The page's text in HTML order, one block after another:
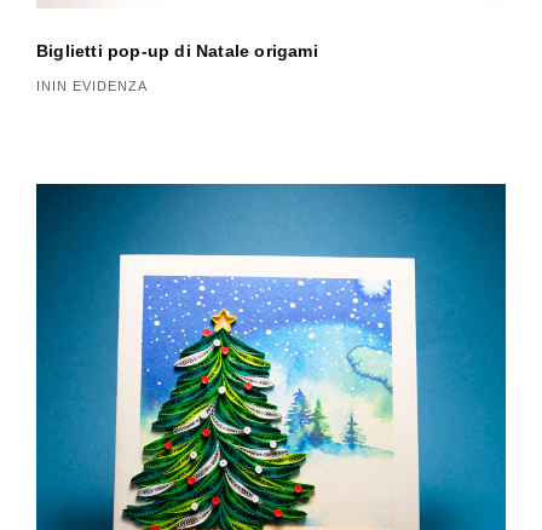
Biglietti pop-up di Natale origami
ININ EVIDENZA